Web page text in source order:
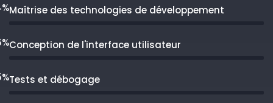
Maîtrise des technologies de développement
Conception de l'interface utilisateur
Tests et débogage